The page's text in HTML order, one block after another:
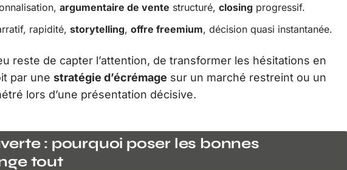
argumentaire de vente structuré, closing progressif.
rapidité, storytelling, offre freemium, décision quasi instantanée.
reste de capter l’attention, de transformer les hésitations en
par une stratégie d’écrémage sur un marché restreint ou un
lors d’une présentation décisive.
: pourquoi poser les bonnes
tout